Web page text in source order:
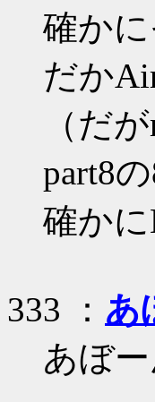
確か
だか
（だ
part8
確か
333 ： あ
あぼ